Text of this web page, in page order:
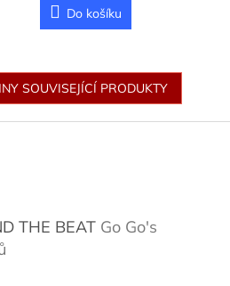
Do košíku
SOUVISEJÍCÍ PRODUKTY
THE BEAT Go Go's
je 5 z 5 hvězdiček.